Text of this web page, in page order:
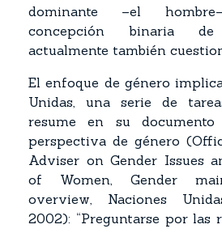
dominante –el
concepción binaria
actualmente también
El enfoque de género
Unidas, una serie de
resume en su
perspectiva de género
Adviser on Gender Issues
of Women, Gender
overview, Naciones
2002): “Preguntarse por las